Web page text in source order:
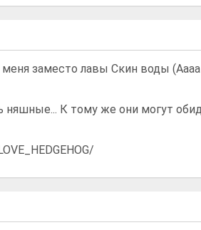
заместо лавы Скин воды
К тому же они могут